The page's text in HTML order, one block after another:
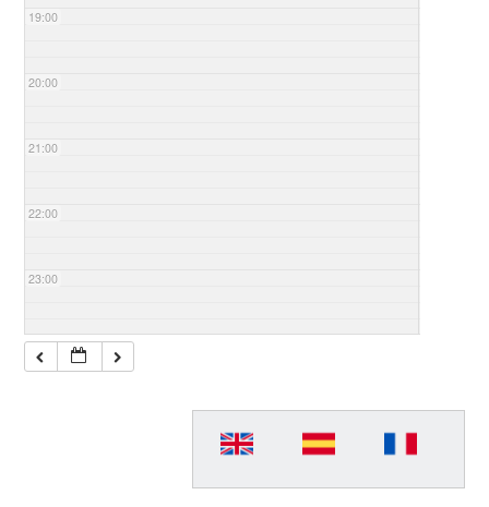
19:00
20:00
21:00
22:00
23:00